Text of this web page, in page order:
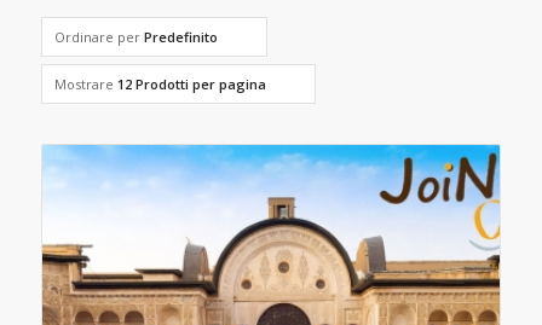
Ordinare per Predefinito
Mostrare 12 Prodotti per pagina